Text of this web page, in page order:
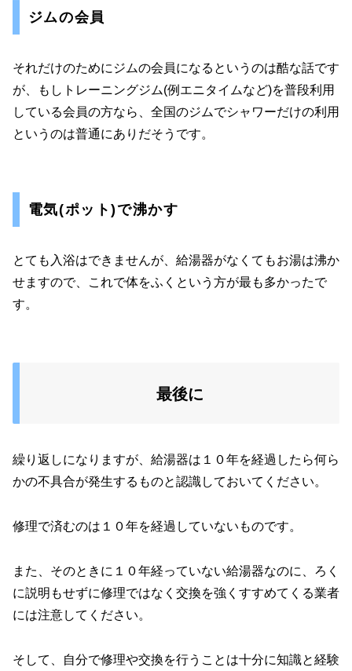
ジムの会員
それだけのためにジムの会員になるというのは酷な話です
が、もしトレーニングジム(例エニタイムなど)を普段利用
している会員の方なら、全国のジムでシャワーだけの利用
というのは普通にありだそうです。
電気(ポット)で沸かす
とても入浴はできませんが、給湯器がなくてもお湯は沸か
せますので、これで体をふくという方が最も多かったで
す。
最後に
繰り返しになりますが、給湯器は１０年を経過したら何ら
かの不具合が発生するものと認識しておいてください。
修理で済むのは１０年を経過していないものです。
また、そのときに１０年経っていない給湯器なのに、ろく
に説明もせずに修理ではなく交換を強くすすめてくる業者
には注意してください。
そして、自分で修理や交換を行うことは十分に知識と経験